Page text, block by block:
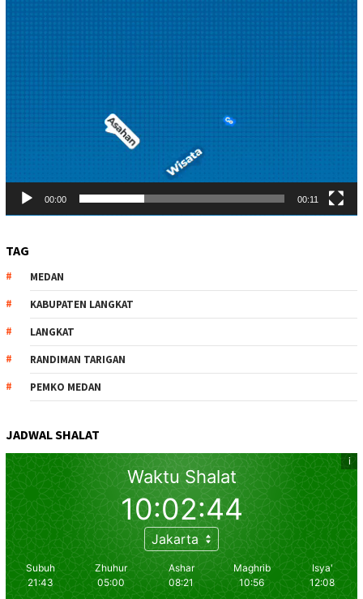
00:00 00:11
TAG
MEDAN
KABUPATEN LANGKAT
LANGKAT
RANDIMAN TARIGAN
PEMKO MEDAN
JADWAL SHALAT